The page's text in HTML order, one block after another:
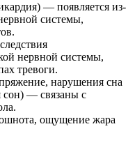
— появляется из-
системы,
нервной системы,
тревоги.
нарушения сна
— связаны с
ощущение жара